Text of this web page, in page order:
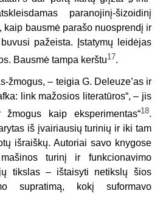
paranojinį-šizoidinį
kaip bausmė parašo nuosprendį ir
pažeista. Įstatymų leidėjas
Bausmė tampa kerštu17.
žmogus, – teigia G. Deleuze’as ir
link mažosios literatūros“, – jis
kaip eksperimentas“18.
iš įvairiausių turinių ir iki tam
išraiškų. Autoriai savo knygose
turinį ir funkcionavimo
tikslas – ištaisyti netikslų šios
supratimą, kokį suformavo